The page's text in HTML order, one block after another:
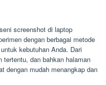
screenshot di laptop
dengan berbagai metode
kebutuhan Anda. Dari
tertentu, dan bahkan halaman
dengan mudah menangkap dan